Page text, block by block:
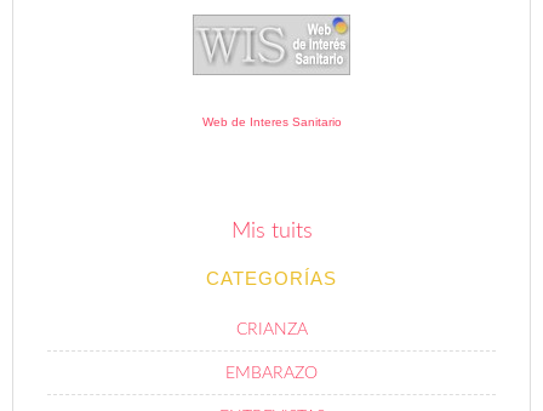
Web de Interes Sanitario
Mis tuits
CATEGORÍAS
CRIANZA
EMBARAZO